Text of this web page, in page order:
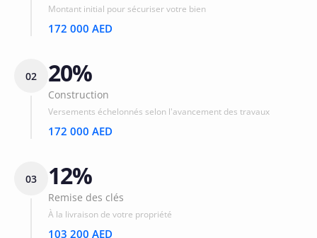
Montant initial pour sécuriser votre bien
172 000 AED
02 20%
Construction
Versements échelonnés selon l'avancement des travaux
172 000 AED
03 12%
Remise des clés
À la livraison de votre propriété
103 200 AED